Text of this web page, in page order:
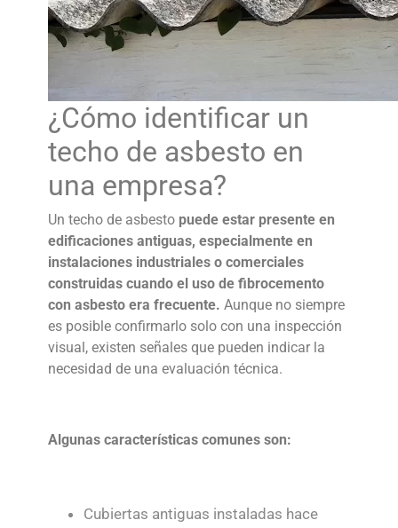
¿Cómo identificar un
techo de asbesto en
una empresa?
Untecho de asbesto puede estar presente en
edificaciones antiguas, especialmente en
instalaciones industriales o comerciales
construidas cuando el uso de fibrocemento
con asbesto era frecuente. Aunque no siempre
es posible confirmarlo solo con una inspección
visual, existen señales que pueden indicar la
necesidad de una evaluación técnica.
Algunas características comunes son:
Cubiertas antiguas instaladas hace